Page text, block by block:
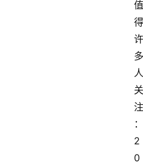
值
得
许
多
人
关
注
：
2
0